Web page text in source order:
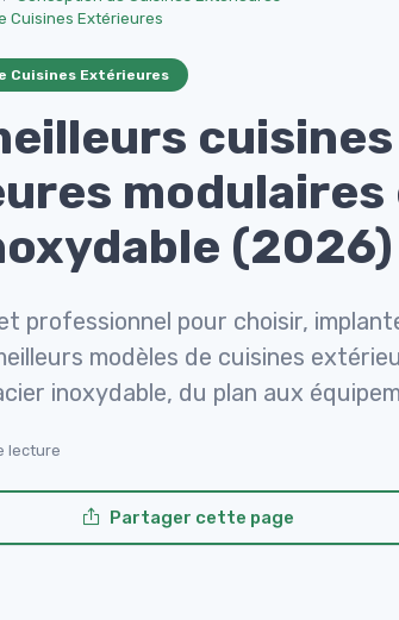
Cuisines Extérieures
Cuisines Extérieures
cuisines
modulaires
(2026)
professionnel pour choisir,
modèles de cuisines
inoxydable, du plan aux
lecture
Partager cette page